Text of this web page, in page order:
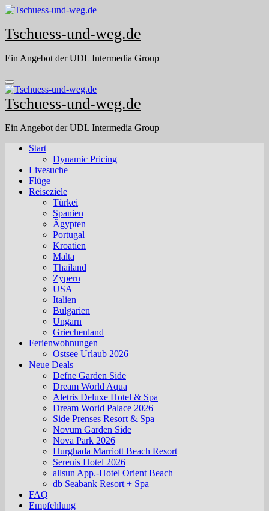
Skip
content
Tschuess-und-weg.de
Ein Angebot der UDL Intermedia Group
Tschuess-und-weg.de
Ein Angebot der UDL Intermedia Group
Start
Dynamic Pricing
Livesuche
Flüge
Reiseziele
Türkei
Spanien
Ägypten
Portugal
Kroatien
Malta
Thailand
Zypern
USA
Italien
Bulgarien
Ungarn
Griechenland
Ferienwohnungen
Ostsee Urlaub 2026
Neue Deals
Defne Garden Side
Dream World Aqua
Aletris Deluxe Hotel & Spa
Dream World Palace 2026
Side Prenses Resort & Spa
Novum Garden Side
Nova Park 2026
Hurghada Marriott Beach Resort
Serenis Hotel 2026
allsun App.-Hotel Orient Beach
db Seabank Resort + Spa
FAQ
Empfehlung